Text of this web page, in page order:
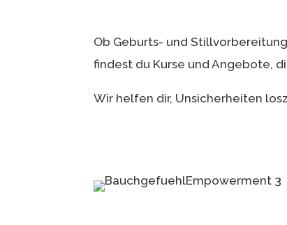
Ob Geburts- und
findest du Kurse und Angebote,
Wir helfen dir, Unsicherheiten